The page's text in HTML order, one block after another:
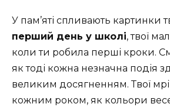
У пам’яті спливають картинки
перший день у школі, твої
коли ти робила перші кроки.
як тоді кожна незначна подія
великим досягненням. Твої
кожним роком, як кольори